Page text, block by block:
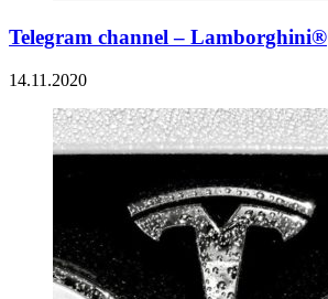
Telegram channel – Lamborghini®
14.11.2020